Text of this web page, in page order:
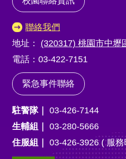
聯絡我們
地址： (320317) 桃園市中壢
電話：03-422-7151
緊急事件聯絡
駐警隊｜
03-426-7144
生輔組｜
03-280-5666
住服組｜
03-426-3926 ( 服